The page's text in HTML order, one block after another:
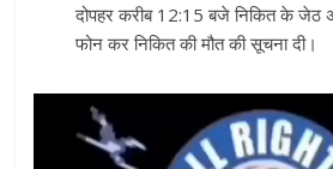
दोपहर करीब 12:15 बजे निकित के जेठ
फोन कर निकित की मौत की सूचना दी।
Player